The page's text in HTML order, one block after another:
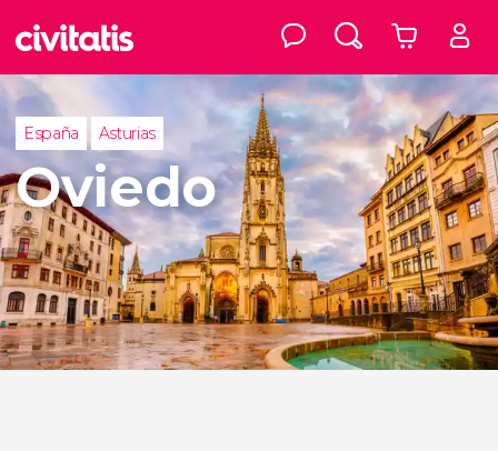
España Asturias
Oviedo